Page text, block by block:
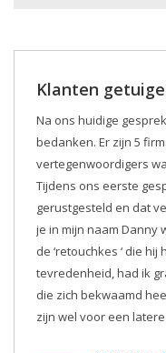
Klanten
Na ons huidige
bedanken. Er zijn 5
vertegenwoordigers
Tijdens ons eerste
gerustgesteld en dat
je in mijn naam Danny
de ‘retouchkes ‘ die
tevredenheid, had ik
die zich bekwaamd
zijn wel voor een